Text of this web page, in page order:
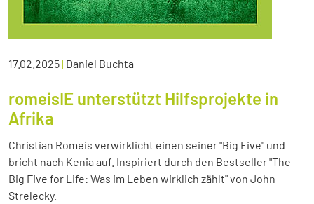
17.02.2025| Daniel Buchta
romeisIE unterstützt Hilfsprojekte in
Afrika
Christian Romeis verwirklicht einen seiner "Big Five" und
bricht nach Kenia auf. Inspiriert durch den Bestseller "The
Big Five for Life: Was im Leben wirklich zählt" von John
Strelecky.